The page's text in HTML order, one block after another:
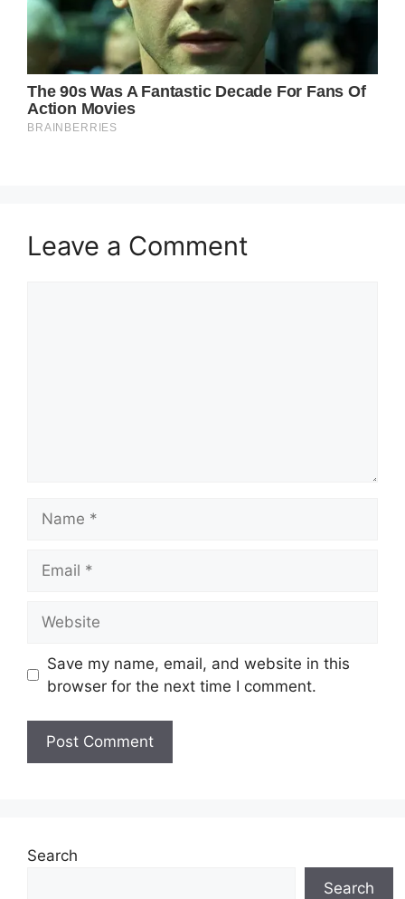
Leave a Comment
Save my name, email, and website in this
browser for the next time I comment.
Search
Search